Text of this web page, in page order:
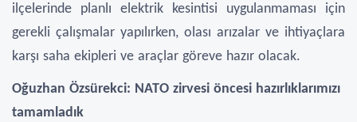
ilçelerinde planlı elektrik kesintisi uygulanmaması için
gerekli çalışmalar yapılırken, olası arızalar ve ihtiyaçlara
karşı saha ekipleri ve araçlar göreve hazır olacak.
Oğuzhan Özsürekci: NATO zirvesi öncesi hazırlıklarımızı
tamamladık